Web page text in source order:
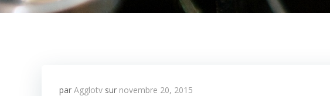
par Agglotv sur novembre 20, 2015